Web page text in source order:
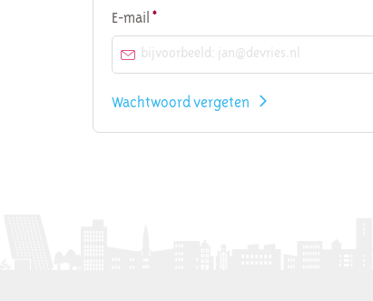
E-mail *
Verplicht veld
Wachtwoord vergeten